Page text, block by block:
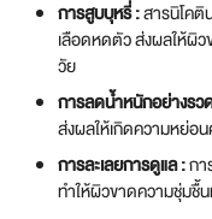
การสูบบุหรี่ :สารนิโคติ
เลือดหดตัว ส่งผลให้ผิว
วัย
การลดน้ำหนักอย่างรว
ส่งผลให้เกิดความหย่อ
การละเลยการดูแล :กา
ทำให้ผิวขาดความชุ่มชื้